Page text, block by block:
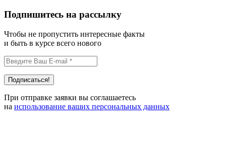
Подпишитесь на рассылку
Чтобы не пропустить интересные факты
и быть в курсе всего нового
При отправке заявки вы соглашаетесь
на использование ваших персональных данных